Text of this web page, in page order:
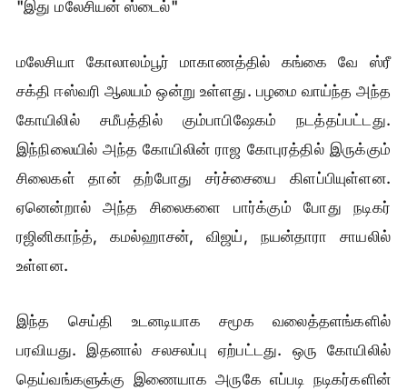
மலேசியா கோலாலம்பூர் மாகாணத்தில் கங்கை வே ஸ்ரீ
சக்தி ஈஸ்வரி ஆலயம் ஒன்று உள்ளது.‌ பழமை வாய்ந்த அந்த
கோயிலில் சமீபத்தில் கும்பாபிஷேகம் நடத்தப்பட்டது.
இந்நிலையில் அந்த கோயிலின் ராஜ கோபுரத்தில் இருக்கும்
சிலைகள் தான்‌ தற்போது சர்ச்சையை கிளப்பியுள்ளன.
ஏனென்றால் அந்த சிலைகளை பார்க்கும் போது நடிகர்
ரஜினிகாந்த், கமல்ஹாசன், விஜய், நயன்தாரா சாயலில்
உள்ளன.
இந்த செய்தி உடனடியாக சமூக வலைத்தளங்களில்
பரவியது. இதனால் சலசலப்பு ஏற்பட்டது. ஒரு கோயிலில்
தெய்வங்களுக்கு இணையாக அருகே எப்படி நடிகர்களின்